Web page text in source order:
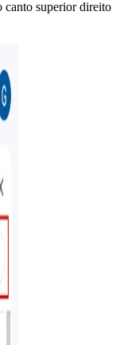
canto superior direito